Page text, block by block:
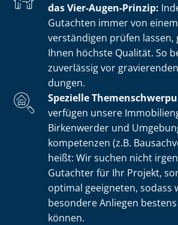
das Vier-Augen-Prinzip:
Gutachten immer von
ver­stän­di­gen prüfen lassen,
Ihnen höchste Qualität. So
zuverlässig vor
dun­gen.
Spezielle
verfügen unsere
Birkenwerder und
kom­pe­ten­zen (z.B.
heißt: Wir suchen nicht
Gutachter für Ihr Projekt,
optimal geeigneten, sodass
besondere Anliegen
können.